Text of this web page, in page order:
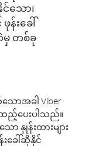
သော၊
းခေါ်
မှ တစ်ခု
အခါ Viber
ပေးပါသည်။
နှုန်းထားများ
ခေါ်ဆိုနိုင်